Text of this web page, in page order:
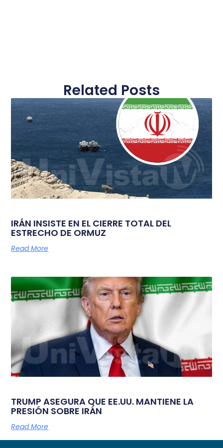
Related Posts
IRÁN INSISTE EN EL CIERRE TOTAL DEL
ESTRECHO DE ORMUZ
Read More
TRUMP ASEGURA QUE EE.UU. MANTIENE LA
PRESIÓN SOBRE IRÁN
Read More